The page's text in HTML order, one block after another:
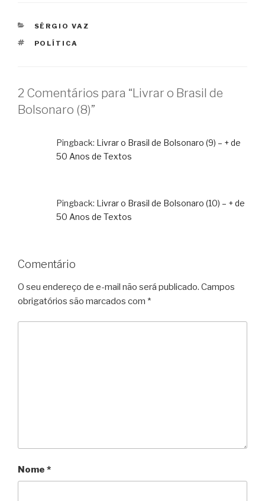
CATEGORIAS
SÉRGIO VAZ
TAGS
POLÍTICA
2 Comentários para “Livrar o Brasil de
Bolsonaro (8)”
Pingback: Livrar o Brasil de Bolsonaro (9) – + de
50 Anos de Textos
Pingback: Livrar o Brasil de Bolsonaro (10) – + de
50 Anos de Textos
Comentário
O seu endereço de e-mail não será publicado. Campos
obrigatórios são marcados com *
Nome *